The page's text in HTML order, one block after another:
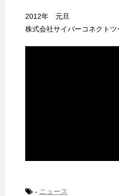
2012年 元旦
株式会社サイバーコネクト
- ニュース